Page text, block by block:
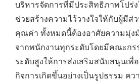
บริหารจัดการที่มีประสิทธิภาพโปร่ง
ช่วยสร้างความไว้วางใจให้กับผู้มีส่
คุณค่า ทั้งหมดนี้ต้องอาศัยความมุ่ง
จากพนักงานทุกระดับโดยมีคณะกร
ระดับสูงให้การส่งเสริมสนับสนุนเพื่
กิจการเกิดขึ้นอย่างเป็นรูปธรรม ค